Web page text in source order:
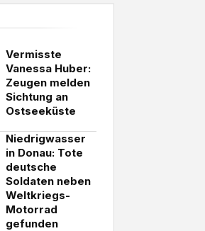
Vermisste
Vanessa Huber:
Zeugen melden
Sichtung an
Ostseeküste
Niedrigwasser
in Donau: Tote
deutsche
Soldaten neben
Weltkriegs-
Motorrad
gefunden